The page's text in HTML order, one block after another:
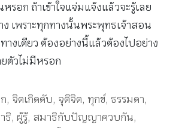
รอก ถ้าเข้าใจแจ่มแจ้งแล้วจะรู้เลย
เพราะทุกทางนั้นพระพุทธเจ้าสอน
างเดียว ต้องอย่างนี้แล้วต้องไปอย่าง
ตัวไม่มีหรอก
, จิตเกิดดับ, จุติจิต, ทุกข์, ธรรมดา,
ธิ, ผู้รู้, สมาธิกับปัญญาควบกัน,